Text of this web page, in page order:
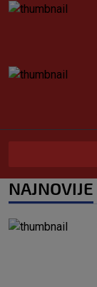
NAJNOVIJE